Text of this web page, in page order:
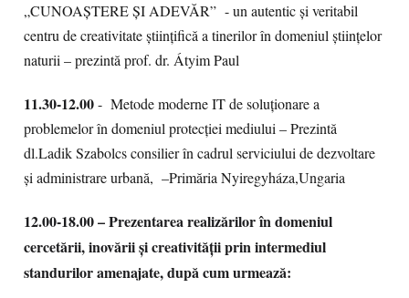
„CUNOAŞTERE ŞI ADEVĂR” - un autentic și veritabil
centru de creativitate științifică a tinerilor în domeniul ştiinţelor
naturii – prezintă prof. dr. Átyim Paul
11.30-12.00- Metode moderne IT de soluționare a
problemelor în domeniul protecției mediului – Prezintă
dl.Ladik Szabolcs consilier în cadrul serviciului de dezvoltare
și administrare urbană, –Primăria Nyiregyháza,Ungaria
12.00-18.00 – Prezentarea realizărilor în domeniul
cercetării, inovării și creativității prin intermediul
standurilor amenajate, după cum urmează: